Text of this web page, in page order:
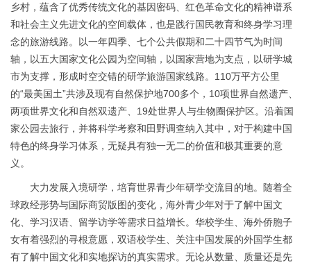
乡村，蕴含了优秀传统文化的基因密码、红色革命文化的精神谱系
和社会主义先进文化的空间载体，也是践行国民教育和终身学习理
念的旅游线路。以一年四季、七个公共假期和二十四节气为时间
轴，以五大国家文化公园为空间轴，以国家营地为支点，以研学城
市为支撑，形成时空交错的研学旅游国家线路。110万平方公里
的“最美国土”共涉及现有自然保护地700多个，10项世界自然遗产、
两项世界文化和自然双遗产、19处世界人与生物圈保护区。沿着国
家公园去旅行，并将科学考察和田野调查纳入其中，对于构建中国
特色的终身学习体系，无疑具有独一无二的价值和极其重要的意
义。
大力发展入境研学，培育世界青少年研学交流目的地。随着全
球政经形势与国际商贸版图的变化，海外青少年对于了解中国文
化、学习汉语、留学访学等需求日益增长。华校学生、海外侨胞子
女有着强烈的寻根意愿，双语校学生、关注中国发展的外国学生都
有了解中国文化和实地探访的真实需求。无论从数量、质量还是先